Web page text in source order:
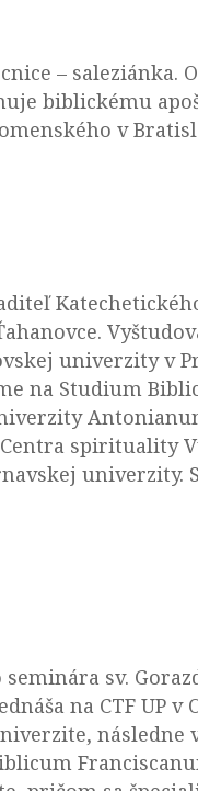
– saleziánka.
biblickému
v
univerzity v
na Studium
spirituality
univerzity.
sv.
na CTF UP